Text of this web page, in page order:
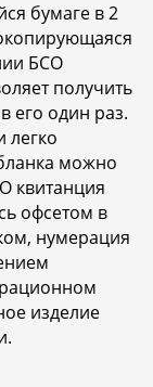
бумаге в 2
БСО
получить
его один раз.
легко
можно
квитанция
офсетом в
нумерация
изделие